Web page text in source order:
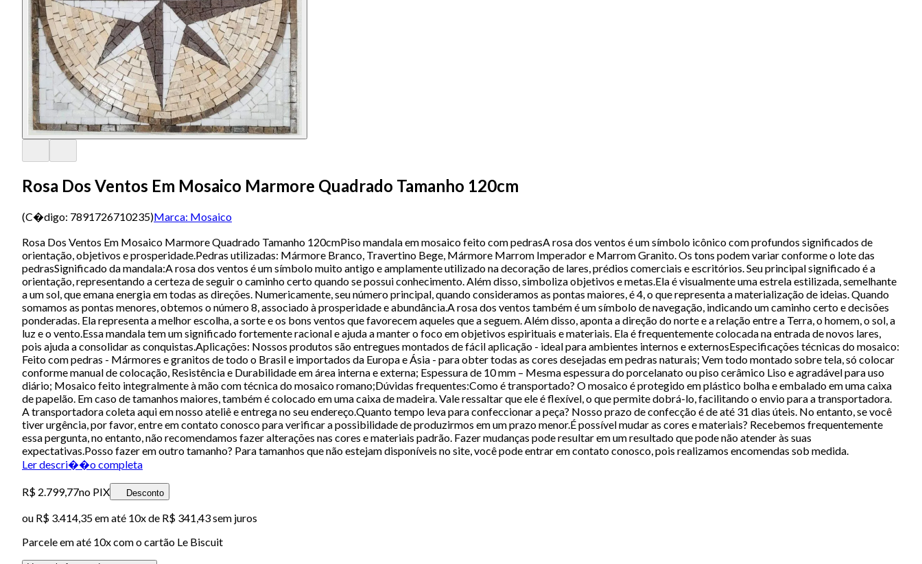
Rosa Dos Ventos Em Mosaico Marmore Quadrado Tamanho 120cm
(C�digo: 7891726710235)Marca: Mosaico
Rosa Dos Ventos Em Mosaico Marmore Quadrado Tamanho 120cmPiso mandala em mosaico feito com pedrasA rosa dos ventos é um símbolo icônico com profundos significados de
orientação, objetivos e prosperidade.Pedras utilizadas: Mármore Branco, Travertino Bege, Mármore Marrom Imperador e Marrom Granito. Os tons podem variar conforme o lote das
pedrasSignificado da mandala:A rosa dos ventos é um símbolo muito antigo e amplamente utilizado na decoração de lares, prédios comerciais e escritórios. Seu principal significado é a
orientação, representando a certeza de seguir o caminho certo quando se possui conhecimento. Além disso, simboliza objetivos e metas.Ela é visualmente uma estrela estilizada, semelhante
a um sol, que emana energia em todas as direções. Numericamente, seu número principal, quando consideramos as pontas maiores, é 4, o que representa a materialização de ideias. Quando
somamos as pontas menores, obtemos o número 8, associado à prosperidade e abundância.A rosa dos ventos também é um símbolo de navegação, indicando um caminho certo e decisões
ponderadas. Ela representa a melhor escolha, a sorte e os bons ventos que favorecem aqueles que a seguem. Além disso, aponta a direção do norte e a relação entre a Terra, o homem, o sol, a
luz e o vento.Essa mandala tem um significado fortemente racional e ajuda a manter o foco em objetivos espirituais e materiais. Ela é frequentemente colocada na entrada de novos lares,
pois ajuda a consolidar as conquistas.Aplicações: Nossos produtos são entregues montados de fácil aplicação - ideal para ambientes internos e externosEspecificações técnicas do mosaico:
Feito com pedras - Mármores e granitos de todo o Brasil e importados da Europa e Ásia - para obter todas as cores desejadas em pedras naturais; Vem todo montado sobre tela, só colocar
conforme manual de colocação, Resistência e Durabilidade em área interna e externa; Espessura de 10 mm – Mesma espessura do porcelanato ou piso cerâmico Liso e agradável para uso
diário; Mosaico feito integralmente à mão com técnica do mosaico romano;Dúvidas frequentes:Como é transportado? O mosaico é protegido em plástico bolha e embalado em uma caixa
de papelão. Em caso de tamanhos maiores, também é colocado em uma caixa de madeira. Vale ressaltar que ele é flexível, o que permite dobrá-lo, facilitando o envio para a transportadora.
A transportadora coleta aqui em nosso ateliê e entrega no seu endereço.Quanto tempo leva para confeccionar a peça? Nosso prazo de confecção é de até 31 dias úteis. No entanto, se você
tiver urgência, por favor, entre em contato conosco para verificar a possibilidade de produzirmos em um prazo menor.É possível mudar as cores e materiais? Recebemos frequentemente
essa pergunta, no entanto, não recomendamos fazer alterações nas cores e materiais padrão. Fazer mudanças pode resultar em um resultado que pode não atender às suas
expectativas.Posso fazer em outro tamanho? Para tamanhos que não estejam disponíveis no site, você pode entrar em contato conosco, pois realizamos encomendas sob medida.
Ler descri��o completa
R$ 2.799,77no PIX Desconto
ou R$ 3.414,35em até 10x de R$ 341,43 sem juros
Parcele em até 10x com o cartão Le Biscuit